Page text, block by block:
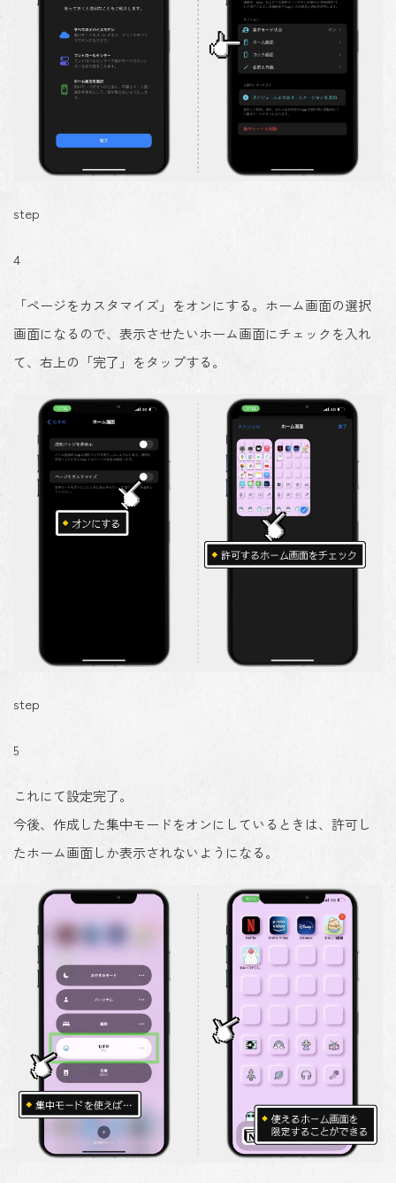
step
4
「ページをカスタマイズ」をオンにする。ホーム画面の選択
画面になるので、表示させたいホーム画面にチェックを入れ
て、右上の「完了」をタップする。
step
5
これにて設定完了。
今後、作成した集中モードをオンにしているときは、許可し
たホーム画面しか表示されないようになる。